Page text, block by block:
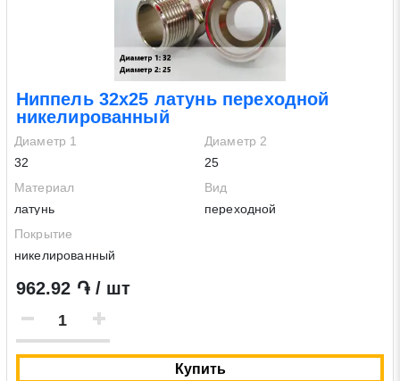
Ниппель 32х25 латунь переходной
никелированный
Диаметр 1
32
Диаметр 2
25
Материал
латунь
Вид
переходной
Покрытие
никелированный
962.92 ֏ / шт
Купить